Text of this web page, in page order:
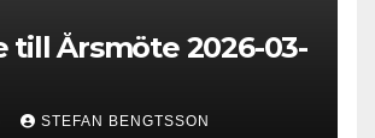
till Årsmöte 2026-03-
STEFAN BENGTSSON